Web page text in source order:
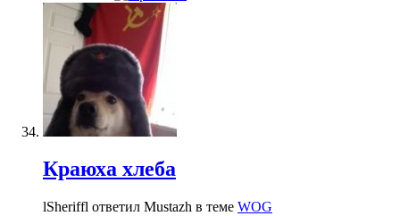
Краюха хлеба
lSheriffl ответил Mustazh в теме WOG